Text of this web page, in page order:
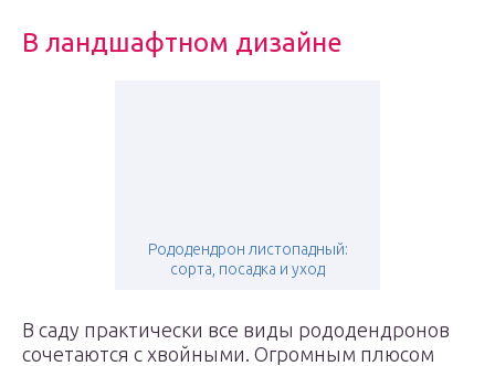
В ландшафтном дизайне
Рододендрон листопадный:
сорта, посадка и уход
В саду практически все виды рододендронов
сочетаются с хвойными. Огромным плюсом